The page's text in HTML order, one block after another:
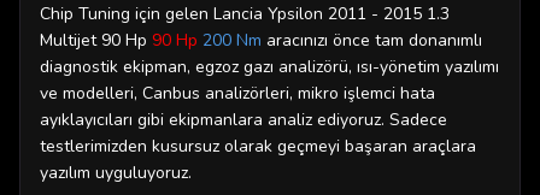
Chip Tuning için gelen Lancia Ypsilon 2011 - 2015 1.3
Multijet 90 Hp 90 Hp 200 Nm aracınızı önce tam donanımlı
diagnostik ekipman, egzoz gazı analizörü, ısı-yönetim yazılımı
ve modelleri, Canbus analizörleri, mikro işlemci hata
ayıklayıcıları gibi ekipmanlara analiz ediyoruz. Sadece
testlerimizden kusursuz olarak geçmeyi başaran araçlara
yazılım uyguluyoruz.